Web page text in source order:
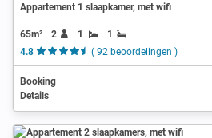
Appartement 1 slaapkamer, met wifi
65m² 2 1
1
4.8
( 92 beoordelingen )
Booking
Details